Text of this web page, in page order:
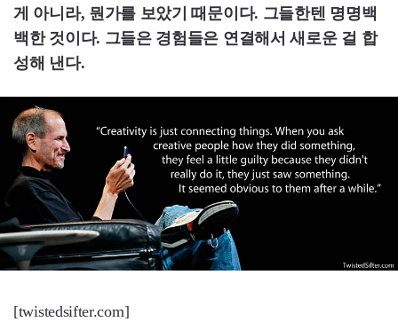
게 아니라, 뭔가를 보았기 때문이다. 그들한텐 명명백
백한 것이다. 그들은 경험들은 연결해서 새로운 걸 합
성해 낸다.
[twistedsifter.com]